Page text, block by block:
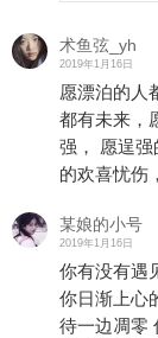
术鱼弦_yh
2019年1月16日
愿漂泊的人
都有未来，
强， 愿逞
的欢喜忧伤
某娘的小号
2019年1月16日
你有没有遇
你日渐上心
待一边凋零